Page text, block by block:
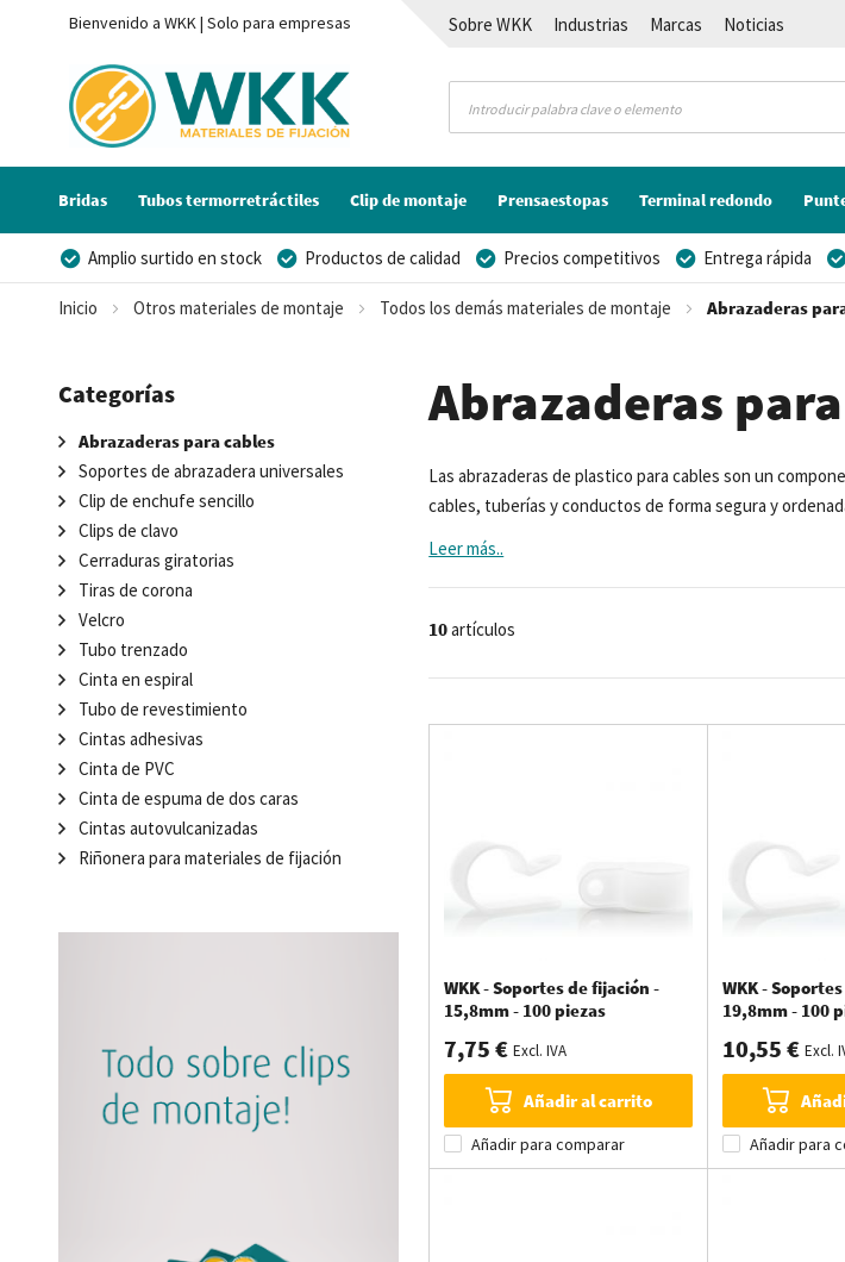
Bienvenido a WKK | Solo para empresas Sobre WKK Industrias Marcas
Noticias
Bridas Tubos termorretráctiles Clip de montaje Prensaestopas Terminal redondo
Amplio surtido en stock Productos de calidad Precios competitivos Entrega rápida
Posibilidad de crear marca privada
Inicio Otros materiales de montaje Todos los demás materiales de montaje Abrazaderas
Abrazaderas
Las abrazaderas deplastico para cables son un
cables, tuberías y conductos de forma segura y
abraza
sinoquetam
WKKencontrarásunagamacuidadosamenteseleccio
lasoluciónde
Leer más..
10artículos
WKK - Soportes de fijación -
15,8mm - 100 piezas
7,75 € Excl. IVA
Añadir al carrito
Añadir para comparar
WKK -
19,8mm - 100
10,55 € Excl.
Añadir para
Categorías
Abrazaderas para cables
Soportes de abrazadera universales
Clip de enchufe sencillo
Clips de clavo
Cerraduras giratorias
Tiras de corona
Velcro
Tubo trenzado
Cinta en espiral
Tubo de revestimiento
Cintas adhesivas
Cinta de PVC
Cinta de espuma de dos caras
Cintas autovulcanizadas
Riñonera para materiales de fijación